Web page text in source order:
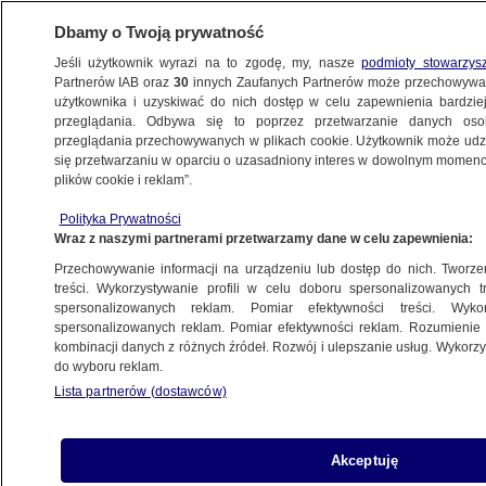
BIZNES
PIENIĄDZE
węglowego? Rzecznik ministerstwa
odpowiada
16.09.2022, 14:31
Udostępnij
Dbamy o Twoją prywatność
Jeśli użytkownik wyrazi na to zgodę, my, naszepodmioty
Partnerów IAB oraz30 innych Zaufanych Partnerów może
użytkownika i uzyskiwać do nich dostęp w celu zapewnienia
przeglądania. Odbywa się to poprzez przetwarzanie danych
przeglądania przechowywanych w plikach cookie. Użytkownik może
się przetwarzaniu w oparciu o uzasadniony interes w dowolnym
plików cookie i reklam”.
Polityka Prywatności
Wraz z naszymi partnerami przetwarzamy dane w celu zapewnienia:
Przechowywanie informacji na urządzeniu lub dostęp do nich.
treści. Wykorzystywanie profili w celu doboru spersonalizowanych
spersonalizowanych reklam. Pomiar efektywności treści.
spersonalizowanych reklam. Pomiar efektywności reklam.
kombinacji danych z różnych źródeł. Rozwój i ulepszanie usług.
do wyboru reklam.
Lista partnerów (dostawców)
Akceptuję